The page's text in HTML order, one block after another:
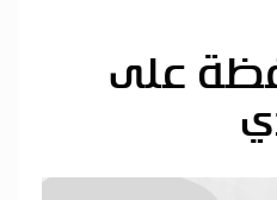
على